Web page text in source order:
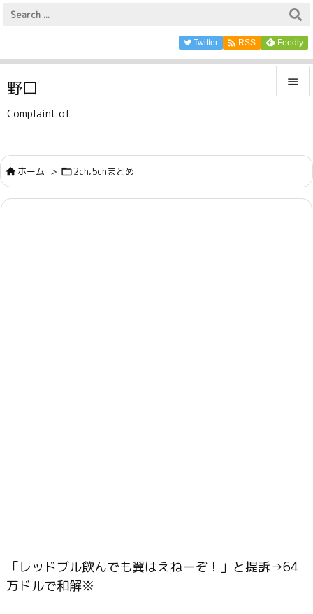

サイド

前へ
Twitter  RSS Feedly
野口
Complaint of
ホーム > 2ch,5chまとめ
「レッドブル飲んでも翼はえねーぞ！」と提訴→64
万ドルで和解※